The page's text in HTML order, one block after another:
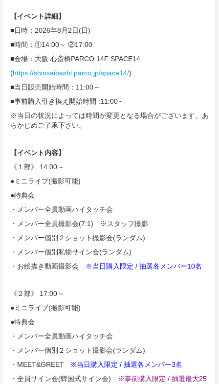
【イベント詳細】
■日時：2026年8月2日(日)
■時間：①14:00～ ②17:00
■会場：大阪 心斎橋PARCO 14F SPACE14
(https://shinsaibashi.parco.jp/space14/)
■当日販売開始時間：11:00～
■事前購入引き換え開始時間 :11:00～
※当日の状況によっては時間が変更となる場合がございます。あ
らかじめご了承下さい。
【イベント内容】
《１部》 14:00～
●ミニライブ(撮影可能)
●特典会
・メンバー全員動画ハイタッチ会
・メンバー全員撮影会(7:1) ※スタッフ撮影
・メンバー個別２ショット撮影会(ランダム)
・メンバー個別私物サイン会(ランダム)
・お絵描き動画撮影会
※当日購入限定 / 抽選各メンバー10名
《２部》 17:00～
●ミニライブ(撮影可能)
●特典会
・メンバー全員動画ハイタッチ会
・メンバー個別２ショット撮影会(ランダム)
・MEET&GREET ※当日購入限定 / 抽選各メンバー3名
・全員サイン会(韓国式サイン会)
※事前購入限定 / 抽選最大25